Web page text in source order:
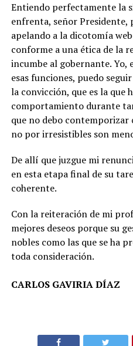
Entiendo perfectamente la
enfrenta, señor Presidente,
apelando a la dicotomía
conforme a una ética de la
incumbe al gobernante. Yo,
esas funciones, puedo
la convicción, que es la que
comportamiento durante
que no debo contemporizar
no por irresistibles son
De allí que juzgue mi
en esta etapa final de su
coherente.
Con la reiteración de mi
mejores deseos porque su
nobles como las que se ha
toda consideración.
CARLOS GAVIRIA DÍAZ